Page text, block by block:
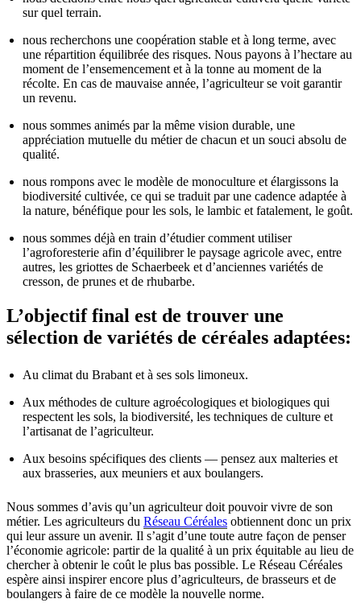
sur quel terrain.
nous recherchons une coopération stable et à long terme, avec
une répartition équilibrée des risques. Nous payons à l’hectare au
moment de l’ensemencement et à la tonne au moment de la
récolte. En cas de mauvaise année, l’agriculteur se voit garantir
un revenu.
nous sommes animés par la même vision durable, une
appréciation mutuelle du métier de chacun et un souci absolu de
qualité.
nous rompons avec le modèle de monoculture et élargissons la
biodiversité cultivée, ce qui se traduit par une cadence adaptée à
la nature, bénéfique pour les sols, le lambic et fatalement, le goût.
nous sommes déjà en train d’étudier comment utiliser
l’agroforesterie afin d’équilibrer le paysage agricole avec, entre
autres, les griottes de Schaerbeek et d’anciennes variétés de
cresson, de prunes et de rhubarbe.
L’objectif final est de trouver une
sélection de variétés de céréales adaptées:
Au climat du Brabant et à ses sols limoneux.
Aux méthodes de culture agroécologiques et biologiques qui
respectent les sols, la biodiversité, les techniques de culture et
l’artisanat de l’agriculteur.
Aux besoins spécifiques des clients — pensez aux malteries et
aux brasseries, aux meuniers et aux boulangers.
Nous sommes d’avis qu’un agriculteur doit pouvoir vivre de son
métier. Les agriculteurs du Réseau Céréales obtiennent donc un prix
qui leur assure un avenir. Il s’agit d’une toute autre façon de penser
l’économie agricole: partir de la qualité à un prix équitable au lieu de
chercher à obtenir le coût le plus bas possible. Le Réseau Céréales
espère ainsi inspirer encore plus d’agriculteurs, de brasseurs et de
boulangers à faire de ce modèle la nouvelle norme.